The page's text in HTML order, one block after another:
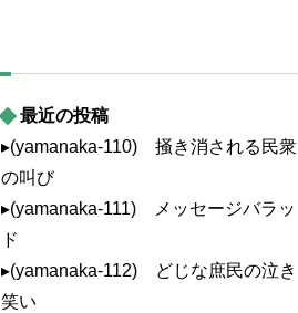
最近の投稿
▸(yamanaka-110) 掻き消される民衆
の叫び
▸(yamanaka-111) メッセージバラッ
ド
▸(yamanaka-112) どじな庶民の泣き
笑い